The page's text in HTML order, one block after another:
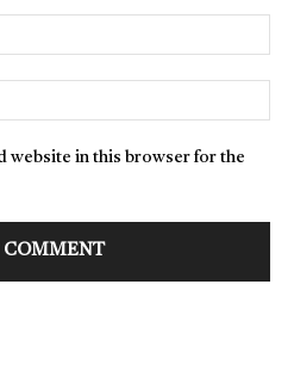
website in this browser for the